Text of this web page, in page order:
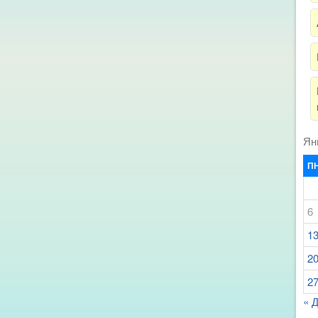
6
«